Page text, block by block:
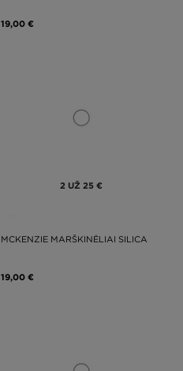
19,00 €
2 UŽ 25 €
MCKENZIE MARŠKINĖLIAI SILICA
19,00 €